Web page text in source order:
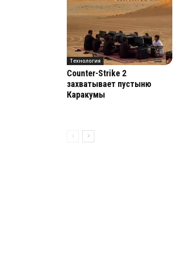
Технология
Counter-Strike 2
захватывает пустыню
Каракумы